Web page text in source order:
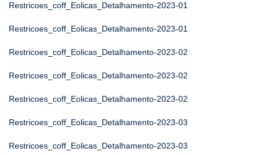
Restricoes_coff_Eolicas_Detalhamento-2023-01
Restricoes_coff_Eolicas_Detalhamento-2023-01
Restricoes_coff_Eolicas_Detalhamento-2023-02
Restricoes_coff_Eolicas_Detalhamento-2023-02
Restricoes_coff_Eolicas_Detalhamento-2023-02
Restricoes_coff_Eolicas_Detalhamento-2023-03
Restricoes_coff_Eolicas_Detalhamento-2023-03